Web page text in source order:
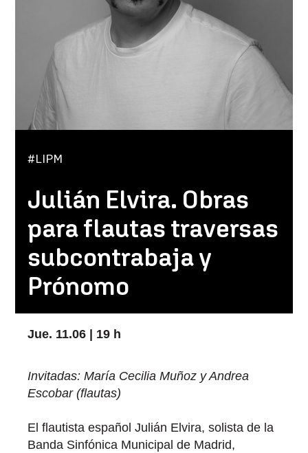
#LIPM
Julián Elvira. Obras
para flautas traversas
subcontrabaja y
Prónomo
Jue. 11.06 | 19 h
Invitadas: María Cecilia Muñoz y Andrea
Escobar (flautas)
El flautista español Julián Elvira, solista de la
Banda Sinfónica Municipal de Madrid,